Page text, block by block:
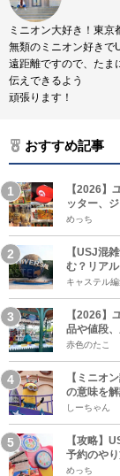
ミニオン大好き！東京
無類のミニオン好きで
遠距離ですので、たま
伝えできるよう
頑張ります！
おすすめ記事
【2026】
ッター、
めっち
【USJ混
む？リア
キャステル
【2026】
品や値段
赤色のたこ
【ミニオ
の意味を解
しーちゃん
【攻略】
予約のや
めっち